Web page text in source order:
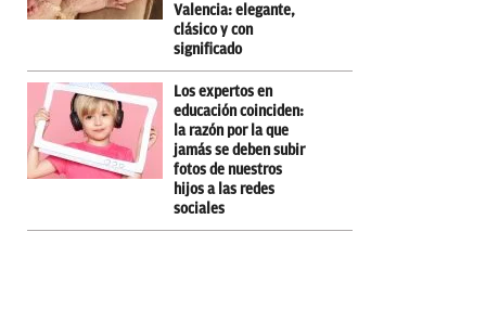
Valencia: elegante,
clásico y con
significado
Los expertos en
educación coinciden:
la razón por la que
jamás se deben subir
fotos de nuestros
hijos a las redes
sociales